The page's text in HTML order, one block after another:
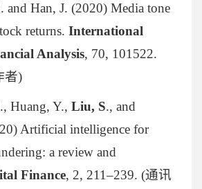
. and Han, J. (2020) Media tone
returns. International
Analysis, 70, 101522.
者)
Huang, Y.,Liu, S., and
Artificial intelligence for
a review and
Finance, 2, 211–239. (通讯